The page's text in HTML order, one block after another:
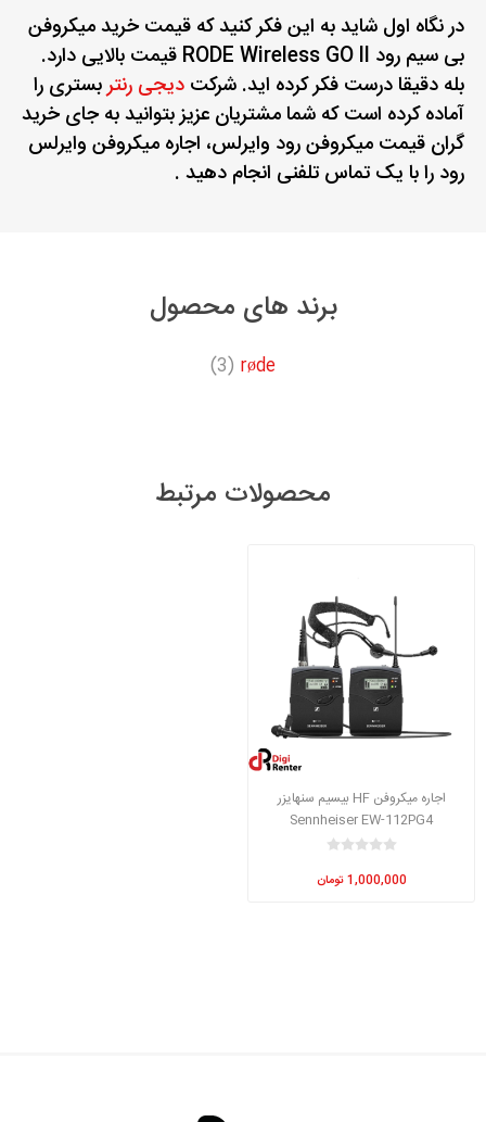
در نگاه اول شاید به این فکر کنید که قیمت خرید میکروفن
بی سیم رود RODE Wireless GO ll قیمت بالایی دارد.
بله دقیقا درست فکر کرده اید. شرکت دیجی رنتربستری را
آماده کرده است که شما مشتریان عزیز بتوانید به جای خرید
گران قیمت میکروفن رود وایرلس، اجاره میکروفن وایرلس
رود را با یک تماس تلفنی انجام دهید .
برند های محصول
røde
(3)
محصولات مرتبط
اجاره میکروفن HF بیسیم سنهایزر
Sennheiser EW-112PG4
1,000,000 تومان